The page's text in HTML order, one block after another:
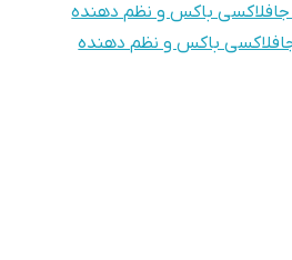
جافلاکسی باکس و نظم دهنده
جافلاکسی باکس و نظم دهنده